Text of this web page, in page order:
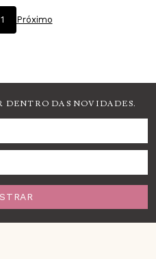
1 Próximo
DENTRO DAS NOVIDADES.